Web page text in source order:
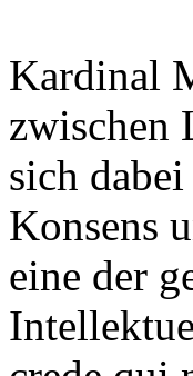
Kardinal
zwischen
sich
Konsens
eine der